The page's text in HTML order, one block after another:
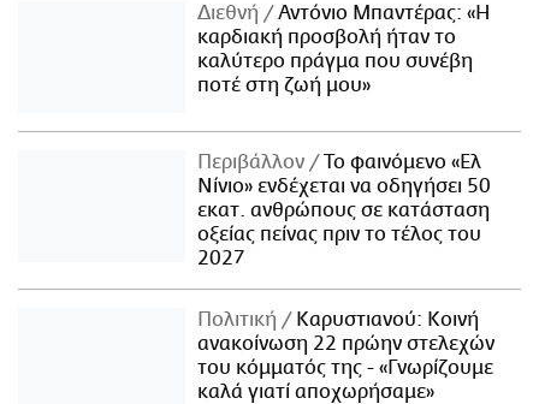
Διεθνή
Αντόνιο Μπαντέρας: «Η
καρδιακή προσβολή ήταν το
καλύτερο πράγμα που συνέβη
ποτέ στη ζωή μου»
Περιβάλλον
Το φαινόμενο «Ελ
Νίνιο» ενδέχεται να οδηγήσει 50
εκατ. ανθρώπους σε κατάσταση
οξείας πείνας πριν το τέλος του
2027
Πολιτική
Καρυστιανού: Κοινή
ανακοίνωση 22 πρώην στελεχών
του κόμματός της - «Γνωρίζουμε
καλά γιατί αποχωρήσαμε»